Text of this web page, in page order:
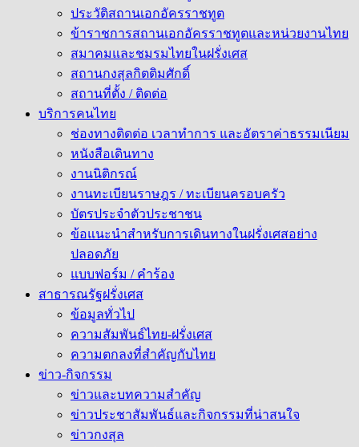
ประวัติสถานเอกอัครราชทูต
ข้าราชการสถานเอกอัครราชทูตและหน่วยงานไทย
สมาคมและชมรมไทยในฝรั่งเศส
สถานกงสุลกิตติมศักดิ์
สถานที่ตั้ง / ติดต่อ
บริการคนไทย
ช่องทางติดต่อ เวลาทำการ และอัตราค่าธรรมเนียม
หนังสือเดินทาง
งานนิติกรณ์
งานทะเบียนราษฎร / ทะเบียนครอบครัว
บัตรประจำตัวประชาชน
ข้อแนะนำสำหรับการเดินทางในฝรั่งเศสอย่าง
ปลอดภัย
แบบฟอร์ม / คำร้อง
สาธารณรัฐฝรั่งเศส
ข้อมูลทั่วไป
ความสัมพันธ์ไทย-ฝรั่งเศส
ความตกลงที่สำคัญกับไทย
ข่าว-กิจกรรม
ข่าวและบทความสำคัญ
ข่าวประชาสัมพันธ์และกิจกรรมที่น่าสนใจ
ข่าวกงสุล